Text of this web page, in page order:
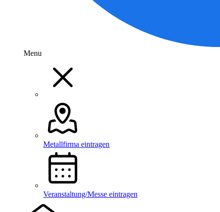
Menu
Metallfirma eintragen
Veranstaltung/Messe eintragen